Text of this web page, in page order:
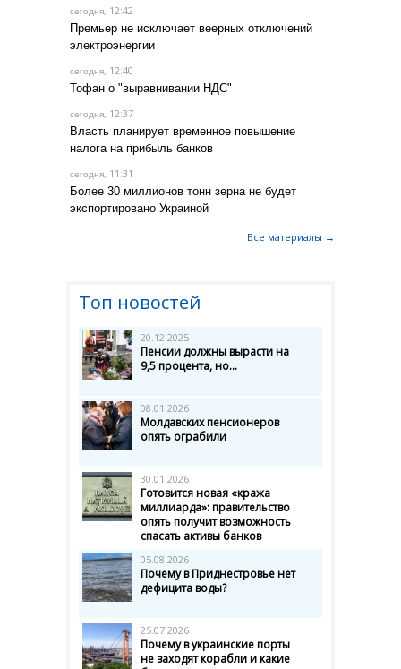
сегодня, 12:42
Премьер не исключает веерных отключений
электроэнергии
сегодня, 12:40
Тофан о "выравнивании НДС"
сегодня, 12:37
Власть планирует временное повышение
налога на прибыль банков
сегодня, 11:31
Более 30 миллионов тонн зерна не будет
экспортировано Украиной
Все материалы →
Топ новостей
20.12.2025
Пенсии должны вырасти на
9,5 процента, но...
08.01.2026
Молдавских пенсионеров
опять ограбили
30.01.2026
Готовится новая «кража
миллиарда»: правительство
опять получит возможность
спасать активы банков
05.08.2026
Почему в Приднестровье нет
дефицита воды?
25.07.2026
Почему в украинские порты
не заходят корабли и какие